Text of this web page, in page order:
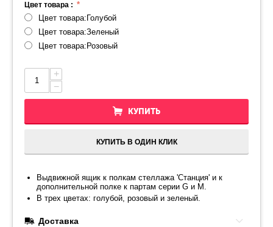
Цвет товара :
Цвет товара:Голубой
Цвет товара:Зеленый
Цвет товара:Розовый
+
−
КУПИТЬ
КУПИТЬ В ОДИН КЛИК
Выдвижной ящик к полкам стеллажа 'Станция' и к
дополнительной полке к партам серии G и M.
В трех цветах: голубой, розовый и зеленый.
Доставка